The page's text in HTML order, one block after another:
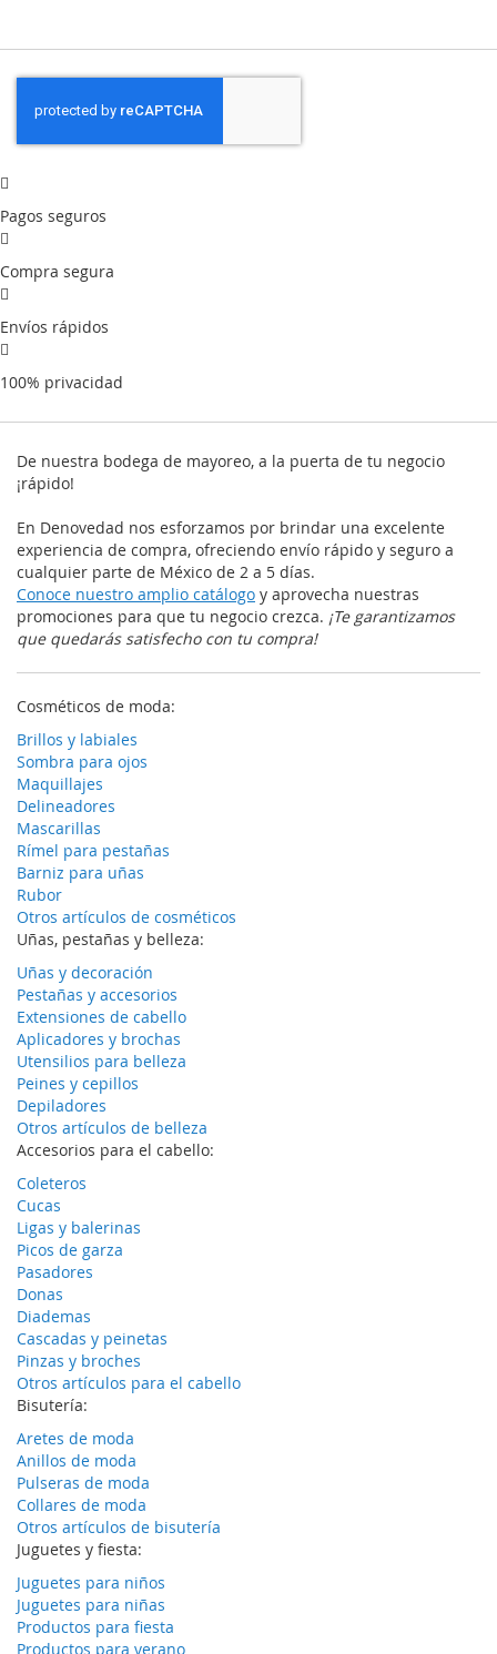
Pagos seguros
Compra segura
Envíos rápidos
100% privacidad
De nuestra bodega de mayoreo, a la puerta de tu negocio
¡rápido!
En Denovedad nos esforzamos por brindar una excelente
experiencia de compra, ofreciendo envío rápido y seguro a
cualquier parte de México de 2 a 5 días.
Conoce nuestro amplio catálogo y aprovecha nuestras
promociones para que tu negocio crezca. ¡Te garantizamos
que quedarás satisfecho con tu compra!
Cosméticos de moda:
Brillos y labiales
Sombra para ojos
Maquillajes
Delineadores
Mascarillas
Rímel para pestañas
Barniz para uñas
Rubor
Otros artículos de cosméticos
Uñas, pestañas y belleza:
Uñas y decoración
Pestañas y accesorios
Extensiones de cabello
Aplicadores y brochas
Utensilios para belleza
Peines y cepillos
Depiladores
Otros artículos de belleza
Accesorios para el cabello:
Coleteros
Cucas
Ligas y balerinas
Picos de garza
Pasadores
Donas
Diademas
Cascadas y peinetas
Pinzas y broches
Otros artículos para el cabello
Bisutería:
Aretes de moda
Anillos de moda
Pulseras de moda
Collares de moda
Otros artículos de bisutería
Juguetes y fiesta:
Juguetes para niños
Juguetes para niñas
Productos para fiesta
Productos para verano